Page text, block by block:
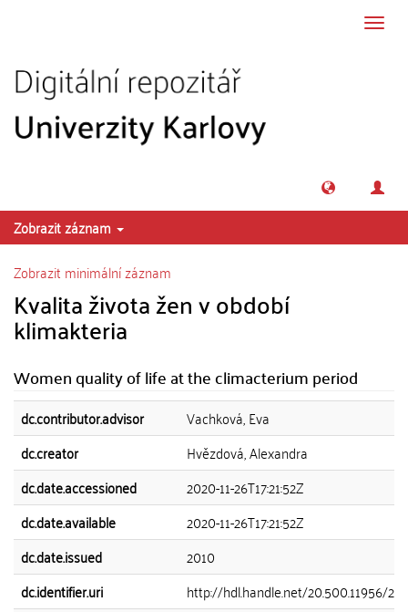
Zobrazit záznam
Zobrazit minimální záznam
Kvalita života žen v období
klimakteria
Women quality of life at the climacterium period
dc.contributor.advisor
Vachková, Eva
dc.creator
Hvězdová, Alexandra
dc.date.accessioned
2020-11-26T17:21:52Z
dc.date.available
2020-11-26T17:21:52Z
dc.date.issued
2010
dc.identifier.uri
http://hdl.handle.net/20.500.11956/